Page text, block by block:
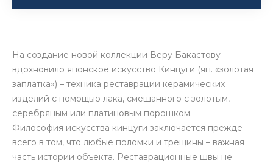
На создание новой коллекции Веру Бакастову
вдохновило японское искусство Кинцуги (яп. «золотая
заплатка») – техника реставрации керамических
изделий с помощью лака, смешанного с золотым,
серебряным или платиновым порошком.
Философия искусства кинцуги заключается прежде
всего в том, что любые поломки и трещины – важная
часть истории объекта. Реставрационные швы не